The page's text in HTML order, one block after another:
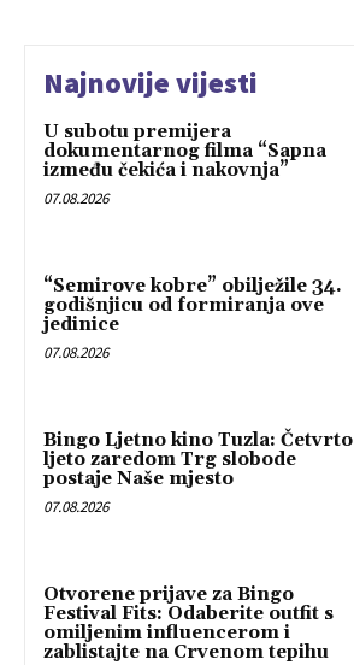
Najnovije vijesti
U subotu premijera
dokumentarnog filma “Sapna
između čekića i nakovnja”
07.08.2026
“Semirove kobre” obilježile 34.
godišnjicu od formiranja ove
jedinice
07.08.2026
Bingo Ljetno kino Tuzla: Četvrto
ljeto zaredom Trg slobode
postaje Naše mjesto
07.08.2026
Otvorene prijave za Bingo
Festival Fits: Odaberite outfit s
omiljenim influencerom i
zablistajte na Crvenom tepihu